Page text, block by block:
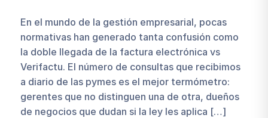
En el mundo de la gestión empresarial, pocas
normativas han generado tanta confusión como
la doble llegada de la factura electrónica vs
Verifactu. El número de consultas que recibimos
a diario de las pymes es el mejor termómetro:
gerentes que no distinguen una de otra, dueños
de negocios que dudan si la ley les aplica […]